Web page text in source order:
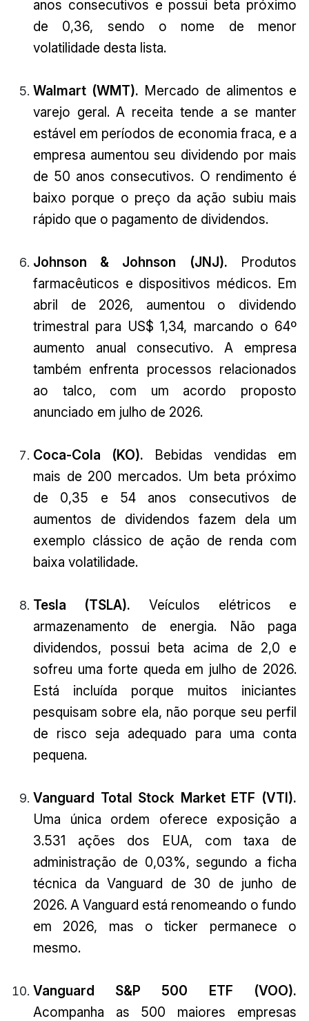
anos consecutivos e possui beta próximo
de 0,36, sendo o nome de menor
volatilidade desta lista.
Walmart (WMT). Mercado de alimentos e
varejo geral. A receita tende a se manter
estável em períodos de economia fraca, e a
empresa aumentou seu dividendo por mais
de 50 anos consecutivos. O rendimento é
baixo porque o preço da ação subiu mais
rápido que o pagamento de dividendos.
Johnson & Johnson (JNJ). Produtos
farmacêuticos e dispositivos médicos. Em
abril de 2026, aumentou o dividendo
trimestral para US$ 1,34, marcando o 64º
aumento anual consecutivo. A empresa
também enfrenta processos relacionados
ao talco, com um acordo proposto
anunciado em julho de 2026.
Coca-Cola (KO). Bebidas vendidas em
mais de 200 mercados. Um beta próximo
de 0,35 e 54 anos consecutivos de
aumentos de dividendos fazem dela um
exemplo clássico de ação de renda com
baixa volatilidade.
Tesla (TSLA). Veículos elétricos e
armazenamento de energia. Não paga
dividendos, possui beta acima de 2,0 e
sofreu uma forte queda em julho de 2026.
Está incluída porque muitos iniciantes
pesquisam sobre ela, não porque seu perfil
de risco seja adequado para uma conta
pequena.
Vanguard Total Stock Market ETF (VTI).
Uma única ordem oferece exposição a
3.531 ações dos EUA, com taxa de
administração de 0,03%, segundo a ficha
técnica da Vanguard de 30 de junho de
2026. A Vanguard está renomeando o fundo
em 2026, mas o ticker permanece o
mesmo.
Vanguard S&P 500 ETF (VOO).
Acompanha as 500 maiores empresas